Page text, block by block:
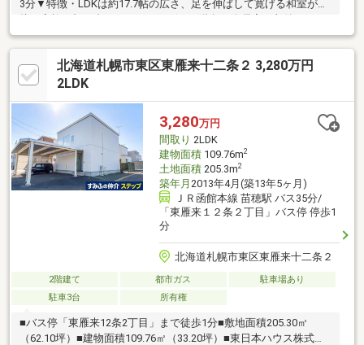
3分▼特徴・LDKは約17.7帖の広さ、足を伸ばして寛げる和室が隣
スを確保、地下に大容量物置有・南西向きバルコニー・テラスを
設置・家庭菜園が可能なお庭有・トイレ2箇所有・売主様にて「都
市ガスエコジョーズ」に変更後引渡予定▼周辺環境・スーパー
「ザ・ビッグ東雁来店」徒歩5分(約380m)・東雁来めぐみ公園 徒
━━━━━・・・物件の詳細・ご相談はお気軽にお問い合わせく
ださい。
北海道札幌市東区東雁来十二条２ 3,280万円
2LDK
3,280万円
間取り 2LDK
建物面積109.76m2
土地面積205.3m2
築年月 2013年4月(築13年5ヶ月)
ＪＲ函館本線 苗穂駅 バス35分/
「東雁来１２条２丁目」バス停 停歩1
分
北海道札幌市東区東雁来十二条２
2階建て 都市ガス
駐車場あり
駐車3台
所有権
■バス停「東雁来12条2丁目」まで徒歩1分■敷地面積205.30㎡
（62.10坪）■建物面積109.76㎡（33.20坪）■東日本ハウス株式会